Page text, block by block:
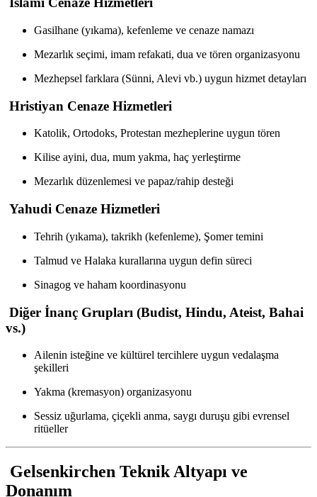
Gasilhane (yıkama), kefenleme ve cenaze namazı
Mezarlık seçimi, imam refakati, dua ve tören organizasyonu
Mezhepsel farklara (Sünni, Alevi vb.) uygun hizmet detayları
Hristiyan Cenaze Hizmetleri
Katolik, Ortodoks, Protestan mezheplerine uygun tören
Kilise ayini, dua, mum yakma, haç yerleştirme
Mezarlık düzenlemesi ve papaz/rahip desteği
Yahudi Cenaze Hizmetleri
Tehrih (yıkama), takrikh (kefenleme), Şomer temini
Talmud ve Halaka kurallarına uygun defin süreci
Sinagog ve haham koordinasyonu
Diğer İnanç Grupları (Budist, Hindu, Ateist, Bahai
vs.)
Ailenin isteğine ve kültürel tercihlere uygun vedalaşma
şekilleri
Yakma (kremasyon) organizasyonu
Sessiz uğurlama, çiçekli anma, saygı duruşu gibi evrensel
ritüeller
Gelsenkirchen Teknik Altyapı ve
Donanım